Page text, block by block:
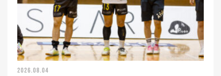
2026.08.04